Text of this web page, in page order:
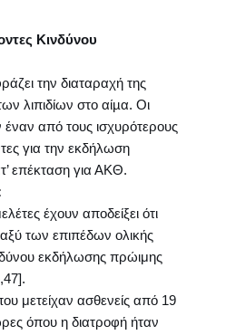
Κινδύνου
την διαταραχή της
λιπιδίων στο αίµα. Οι
έναν από τους ισχυρότερους
για την εκδήλωση
επέκταση για ΑΚΘ.
έχουν αποδείξει ότι
των επιπέδων ολικής
εκδήλωσης πρώιμης
μετείχαν ασθενείς από 19
όπου η διατροφή ήταν